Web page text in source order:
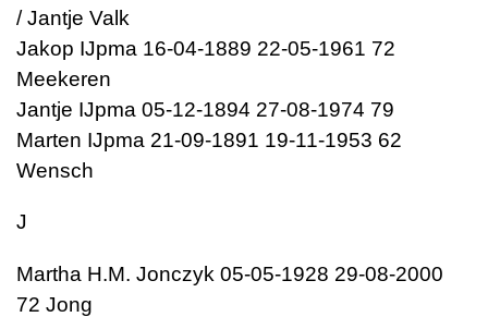
/ Jantje Valk
Jakop IJpma 16-04-1889 22-05-1961 72
Meekeren
Jantje IJpma 05-12-1894 27-08-1974 79
Marten IJpma 21-09-1891 19-11-1953 62
Wensch
J
Martha H.M. Jonczyk 05-05-1928 29-08-2000
72 Jong